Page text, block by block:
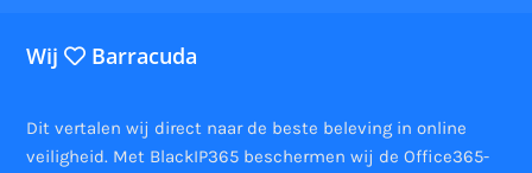
Wij Barracuda
Dit vertalen wij direct naar de beste beleving in online
veiligheid. Met BlackIP365 beschermen wij de Office365-